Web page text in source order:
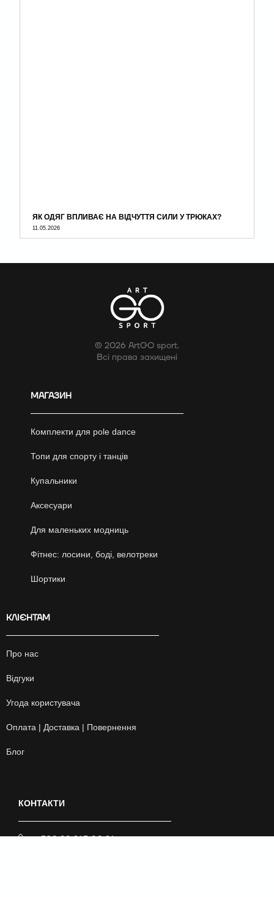
ЯК ОДЯГ ВПЛИВАЄ НА ВІДЧУТТЯ СИЛИ У ТРЮКАХ?
11.05.2026
© 2026 ArtGO sport.
Всі права захищені
МАГАЗИН
Комплекти для pole dance
Топи для спорту і танців
Купальники
Аксесуари
Для маленьких модниць
Фітнес: лосини, боді, велотреки
Шортики
КЛІЄНТАМ
Про нас
Відгуки
Угода користувача
Оплата | Доставка | Повернення
Блог
КОНТАКТИ
+380 99 243 00 24